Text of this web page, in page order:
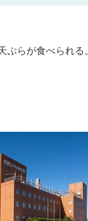
ぷらが食べられる。